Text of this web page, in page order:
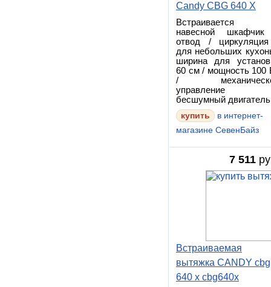
Candy CBG 640 X
Встраивается
навесной
отвод /
для небольших
ширина для
60 см / мощность 100
/
бесшумный двигатель
купить
в интернет-
магазине СевенБайз
7 511
Встраиваемая
вытяжка CANDY cbg
640 x cbg640x